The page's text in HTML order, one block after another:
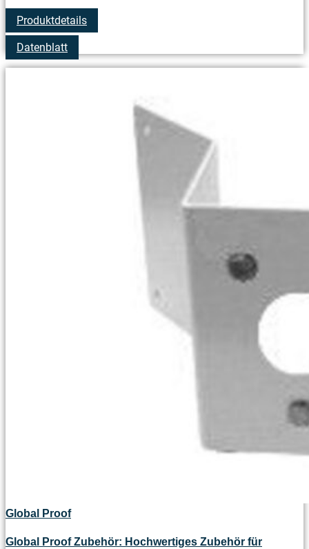
Produktdetails
Datenblatt
Global Proof
Global Proof Zubehör: Hochwertiges Zubehör für